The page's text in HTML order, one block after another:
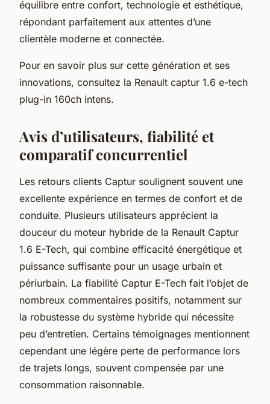
équilibre entre confort, technologie et esthétique,
répondant parfaitement aux attentes d’une
clientèle moderne et connectée.
Pour en savoir plus sur cette génération et ses
innovations, consultez la Renault captur 1.6 e-tech
plug-in 160ch intens.
Avis d’utilisateurs, fiabilité et
comparatif concurrentiel
Les retours clients Captur soulignent souvent une
excellente expérience en termes de confort et de
conduite. Plusieurs utilisateurs apprécient la
douceur du moteur hybride de la Renault Captur
1.6 E-Tech, qui combine efficacité énergétique et
puissance suffisante pour un usage urbain et
périurbain. La fiabilité Captur E-Tech fait l’objet de
nombreux commentaires positifs, notamment sur
la robustesse du système hybride qui nécessite
peu d’entretien. Certains témoignages mentionnent
cependant une légère perte de performance lors
de trajets longs, souvent compensée par une
consommation raisonnable.